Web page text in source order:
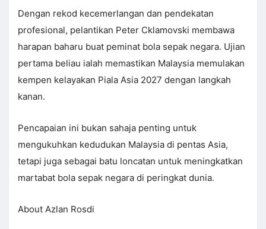
Dengan rekod kecemerlangan dan pendekatan
profesional, pelantikan Peter Cklamovski membawa
harapan baharu buat peminat bola sepak negara. Ujian
pertama beliau ialah memastikan Malaysia memulakan
kempen kelayakan Piala Asia 2027 dengan langkah
kanan.
Pencapaian ini bukan sahaja penting untuk
mengukuhkan kedudukan Malaysia di pentas Asia,
tetapi juga sebagai batu loncatan untuk meningkatkan
martabat bola sepak negara di peringkat dunia.
About Azlan Rosdi